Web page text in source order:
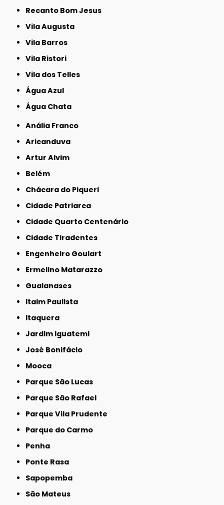
Recanto Bom Jesus
Vila Augusta
Vila Barros
Vila Ristori
Vila dos Telles
Água Azul
Água Chata
Anália Franco
Aricanduva
Artur Alvim
Belém
Chácara do Piqueri
Cidade Patriarca
Cidade Quarto Centenário
Cidade Tiradentes
Engenheiro Goulart
Ermelino Matarazzo
Guaianases
Itaim Paulista
Itaquera
Jardim Iguatemi
José Bonifácio
Mooca
Parque São Lucas
Parque São Rafael
Parque Vila Prudente
Parque do Carmo
Penha
Ponte Rasa
Sapopemba
São Mateus